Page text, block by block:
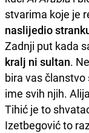
stvarima koje je
naslijedio
Zadnji put kada
kralj ni sultan.
bira vas
ime svih njih.
Tihić je to
Izetbegović to